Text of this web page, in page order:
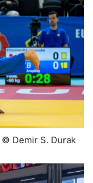
© Demir S. Durak